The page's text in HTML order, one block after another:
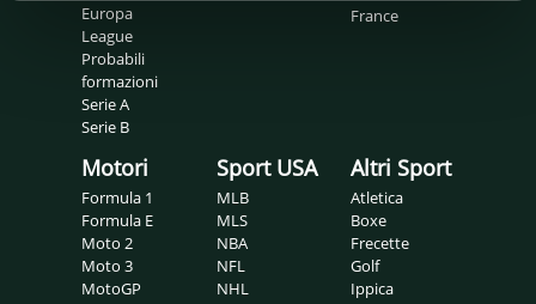
Europa
League
Probabili
formazioni
Serie A
Serie B
France
Motori
Formula 1
Formula E
Moto 2
Moto 3
MotoGP
Sport USA
MLB
MLS
NBA
NFL
NHL
Altri Sport
Atletica
Boxe
Frecette
Golf
Ippica